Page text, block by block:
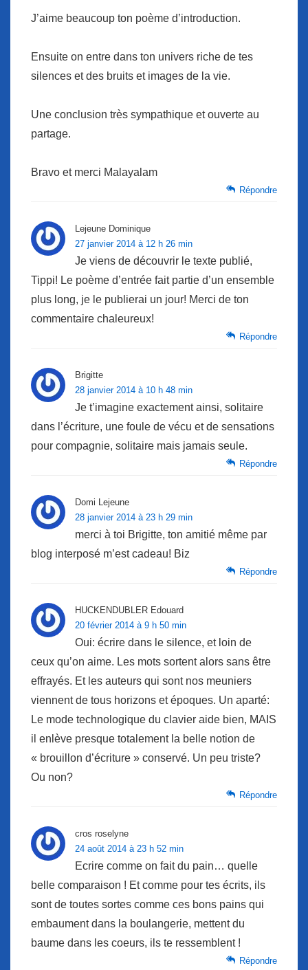
J’aime beaucoup ton poème d’introduction.
Ensuite on entre dans ton univers riche de tes
silences et des bruits et images de la vie.
Une conclusion très sympathique et ouverte au
partage.
Bravo et merci Malayalam
Répondre
Lejeune Dominique
27 janvier 2014 à 12 h 26 min
Je viens de découvrir le texte publié,
Tippi! Le poème d’entrée fait partie d’un ensemble
plus long, je le publierai un jour! Merci de ton
commentaire chaleureux!
Répondre
Brigitte
28 janvier 2014 à 10 h 48 min
Je t’imagine exactement ainsi, solitaire
dans l’écriture, une foule de vécu et de sensations
pour compagnie, solitaire mais jamais seule.
Répondre
Domi Lejeune
28 janvier 2014 à 23 h 29 min
merci à toi Brigitte, ton amitié même par
blog interposé m’est cadeau! Biz
Répondre
HUCKENDUBLER Edouard
20 février 2014 à 9 h 50 min
Oui: écrire dans le silence, et loin de
ceux qu’on aime. Les mots sortent alors sans être
effrayés. Et les auteurs qui sont nos meuniers
viennent de tous horizons et époques. Un aparté:
Le mode technologique du clavier aide bien, MAIS
il enlève presque totalement la belle notion de
« brouillon d’écriture » conservé. Un peu triste?
Ou non?
Répondre
cros roselyne
24 août 2014 à 23 h 52 min
Ecrire comme on fait du pain… quelle
belle comparaison ! Et comme pour tes écrits, ils
sont de toutes sortes comme ces bons pains qui
embaument dans la boulangerie, mettent du
baume dans les coeurs, ils te ressemblent !
Répondre